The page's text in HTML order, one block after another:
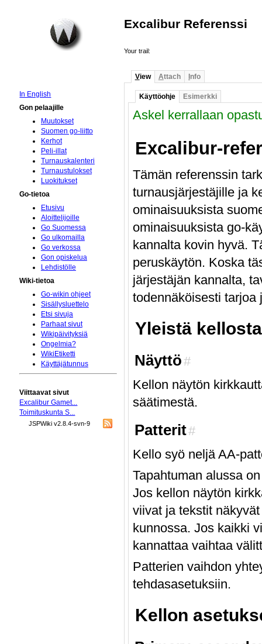
Excalibur Referenssi
Your trail:
View Attach Info
Käyttöohje Esimerkki
Askel kerrallaan
Excalibur-
Tämän referenssin
turnausjärjestäjille ja
ominaisuuksista
ominaisuuksista go-
kannalta kovin hyvä.
peruskäytön. Koska
järjestäjän kannalta,
todennäköisesti tarjoa
Yleistä kellosta
Näyttö#
Kellon näytön
säätimestä.
Patterit#
Kello syö neljä AA-
Tapahtuman alussa
Jos kellon näytön
viivat ja tekstit
kunnossa. Jos kaikki
kannattaa vaihtaa
Patterien vaihdon
tehdasasetuksiin.
Kellon
In English
Gon pelaajille
Muutokset
Suomen go-liitto
Kerhot
Peli-illat
Turnauskalenteri
Turnaustulokset
Luokitukset
Go-tietoa
Etusivu
Aloittelijoille
Go Suomessa
Go ulkomailla
Go verkossa
Gon opiskelua
Lehdistölle
Wiki-tietoa
Go-wikin ohjeet
Sisällysluettelo
Etsi sivuja
Parhaat sivut
Wikipäivityksiä
Ongelmia?
WikiEtiketti
Käyttäjätunnus
Viittaavat sivut
Excalibur Gamet...
Toimituskunta S...
JSPWiki v2.8.4-svn-9